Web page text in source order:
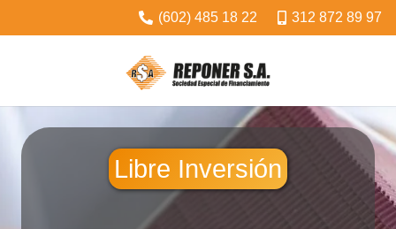
(602) 485 18 22 312 872 89 97
Libre Inversión